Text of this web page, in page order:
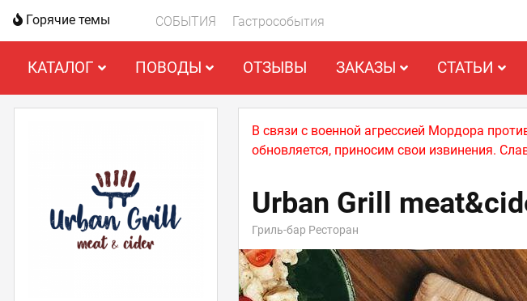
Горячие темы СОБЫТИЯ Гастрособытия
КАТАЛОГ ПОВОДЫ ОТЗЫВЫ ЗАКАЗЫ СТАТЬИ
В связи с военной агрессией Мордора
обновляется, приносим свои извинения.
Urban Grill
Гриль-бар Ресторан